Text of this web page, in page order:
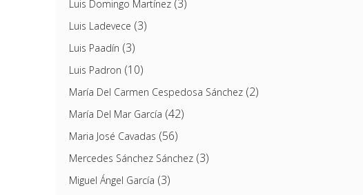
Luis Domingo Martínez(3)
Luis Ladevece (3)
Luis Paadín (3)
Luis Padron (10)
María Del Carmen Cespedosa Sánchez(2)
María Del Mar García (42)
Maria José Cavadas (56)
Mercedes Sánchez Sánchez(3)
Miguel Ángel García (3)